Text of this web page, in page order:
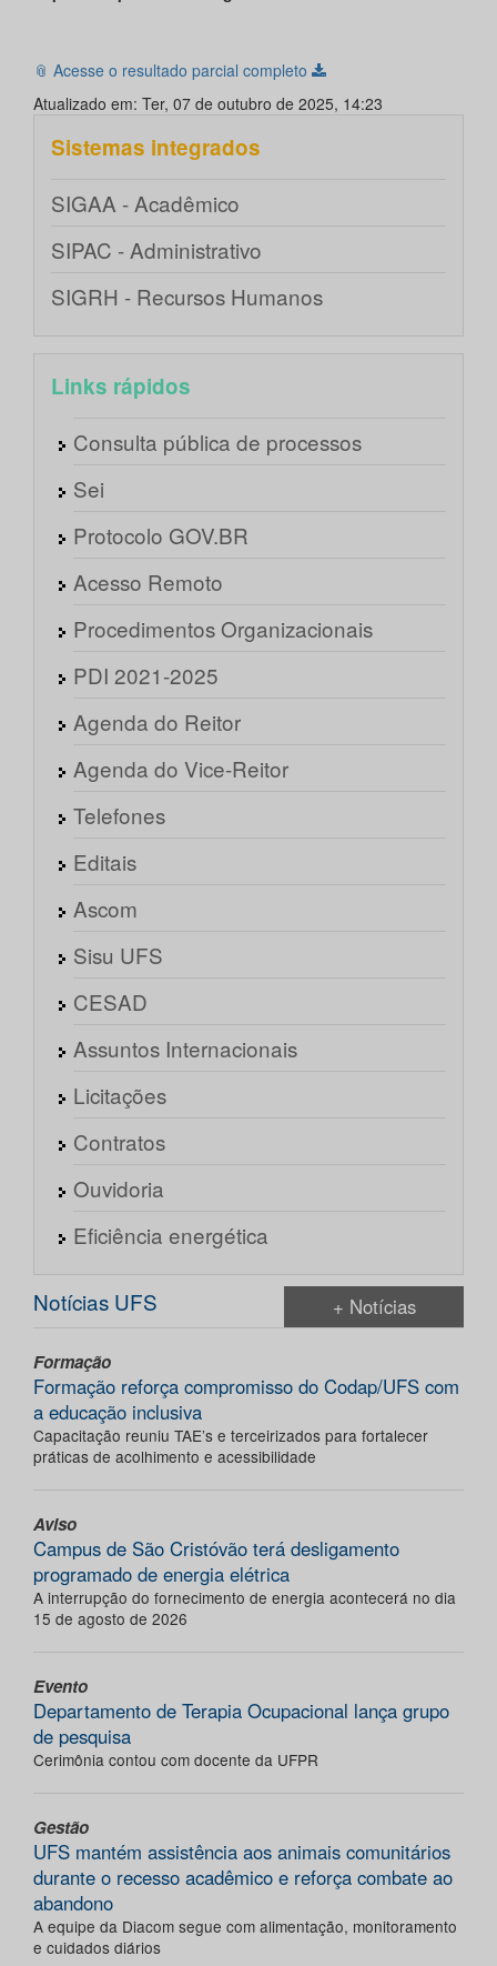
📎 Acesse o resultado parcial completo
Atualizado em: Ter, 07 de outubro de 2025, 14:23
Sistemas integrados
SIGAA - Acadêmico
SIPAC - Administrativo
SIGRH - Recursos Humanos
Links rápidos
Consulta pública de processos
Sei
Protocolo GOV.BR
Acesso Remoto
Procedimentos Organizacionais
PDI 2021-2025
Agenda do Reitor
Agenda do Vice-Reitor
Telefones
Editais
Ascom
Sisu UFS
CESAD
Assuntos Internacionais
Licitações
Contratos
Ouvidoria
Eficiência energética
Notícias UFS + Notícias
Formação
Formação reforça compromisso do Codap/UFS com
a educação inclusiva
Capacitação reuniu TAE’s e terceirizados para fortalecer
práticas de acolhimento e acessibilidade
Aviso
Campus de São Cristóvão terá desligamento
programado de energia elétrica
A interrupção do fornecimento de energia acontecerá no dia
15 de agosto de 2026
Evento
Departamento de Terapia Ocupacional lança grupo
de pesquisa
Cerimônia contou com docente da UFPR
Gestão
UFS mantém assistência aos animais comunitários
durante o recesso acadêmico e reforça combate ao
abandono
A equipe da Diacom segue com alimentação, monitoramento
e cuidados diários